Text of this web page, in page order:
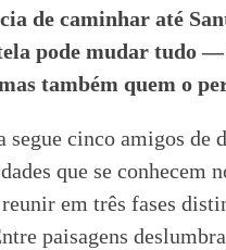
de caminhar até
pode mudar tudo —
também quem o
segue cinco amigos de
que se conhecem
em três fases
paisagens